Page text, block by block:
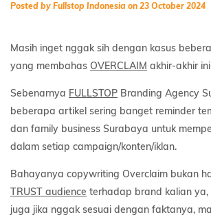
Posted by Fullstop Indonesia on 23 October 2024
Masih inget nggak sih dengan kasus
yang membahas OVERCLAIM akhir-akhir
Sebenarnya FULLSTOP Branding Agency
beberapa artikel sering banget reminder
dan family business Surabaya untuk
dalam setiap campaign/konten/iklan.
Bahayanya copywriting Overclaim bukan
TRUST audience terhadap brand kalian
juga jika nggak sesuai dengan faktanya,